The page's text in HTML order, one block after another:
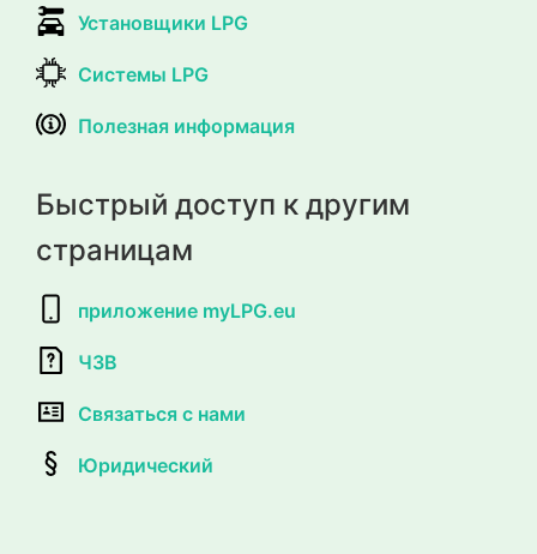
Установщики LPG
Системы LPG
Полезная информация
Быстрый доступ к другим
страницам
приложение myLPG.eu
ЧЗВ
Связаться с нами
Юридический